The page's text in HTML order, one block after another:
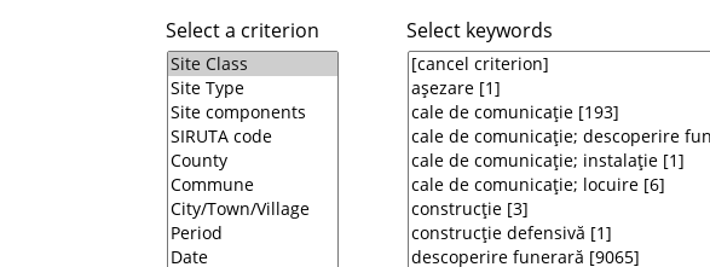
Select a criterion Select keywords